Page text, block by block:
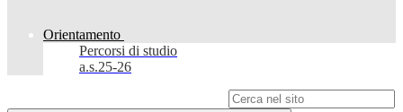
Orientamento
Percorsi di studio
a.s.25-26